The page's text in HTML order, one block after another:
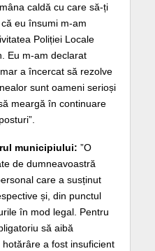
caldă cu care să-ți
eu însumi m-am
Poliției Locale
Eu m-am declarat
a încercat să rezolve
sunt oameni serioși
meargă în continuare
municipiului: ”O
de dumneavoastră
care a susținut
și, din punctul
în mod legal. Pentru
să aibă
a fost insuficient